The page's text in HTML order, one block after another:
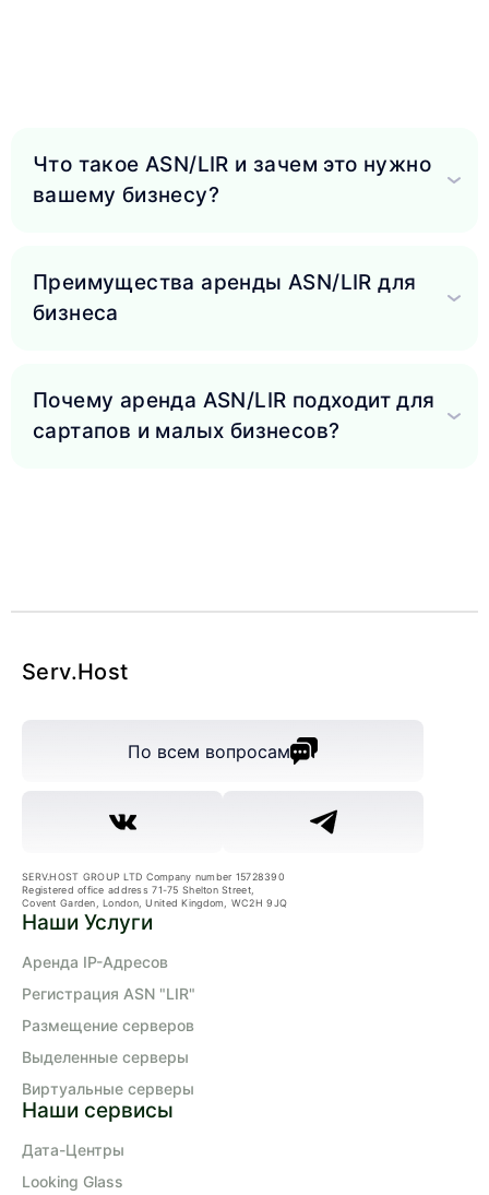
Что такое ASN/LIR и зачем это нужно
вашему бизнесу?
Преимущества аренды ASN/LIR для
бизнеса
Почему аренда ASN/LIR подходит для
сартапов и малых бизнесов?
Serv.Host
По всем вопросам
SERV.HOST GROUP LTD Company number 15728390
Registered office address 71-75 Shelton Street,
Covent Garden, London, United Kingdom, WC2H 9JQ
Наши Услуги
Аренда IP-Адресов
Регистрация ASN "LIR"
Размещение серверов
Выделенные серверы
Виртуальные серверы
Наши сервисы
Дата-Центры
Looking Glass